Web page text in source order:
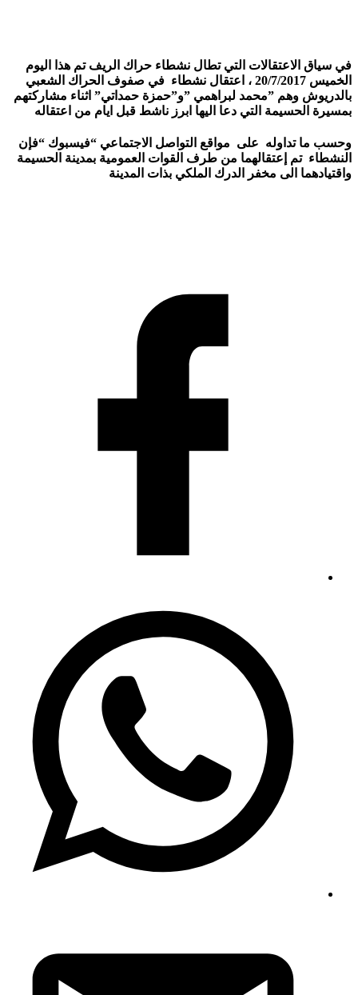
الاعتقالات التي تطال نشطاء حراك الريف تم هذا اليوم
الخميس 20/7/2017 ، اعتقال نشطاء في صفوف الحراك الشعبي
وهم ”محمد لبراهمي ”و”حمزة حمداتي” اثناء مشاركتهم
الحسيمة التي دعا اليها ابرز ناشط قبل ايام من اعتقاله
ما تداوله على مواقع التواصل الاجتماعي “فيسبوك “فإن
تم إعتقالهما من طرف القوات العمومية بمدينة الحسيمة
الى مخفر الدرك الملكي بذات المدينة